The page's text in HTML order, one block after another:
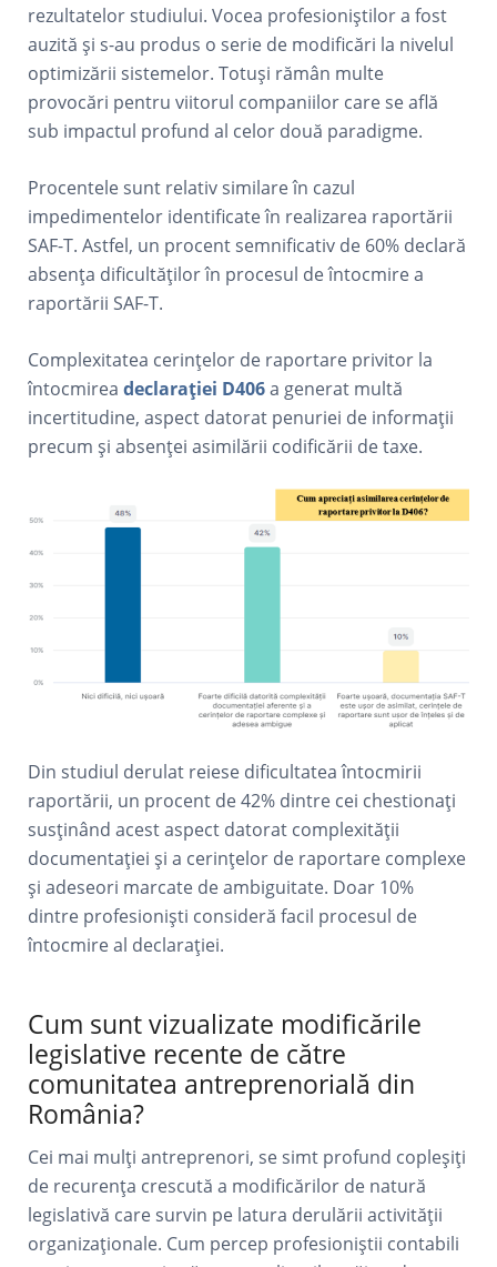
rezultatelor studiului. Vocea profesioniștilor a fost
auzită și s-au produs o serie de modificări la nivelul
optimizării sistemelor. Totuși rămân multe
provocări pentru viitorul companiilor care se află
sub impactul profund al celor două paradigme.
Procentele sunt relativ similare în cazul
impedimentelor identificate în realizarea raportării
SAF-T. Astfel, un procent semnificativ de 60% declară
absența dificultăților în procesul de întocmire a
raportării SAF-T.
Complexitatea cerințelor de raportare privitor la
întocmireadeclarației D406a generat multă
incertitudine, aspect datorat penuriei de informații
precum și absenței asimilării codificării de taxe.
Din studiul derulat reiese dificultatea întocmirii
raportării, un procent de 42% dintre cei chestionați
susținând acest aspect datorat complexității
documentației și a cerințelor de raportare complexe
și adeseori marcate de ambiguitate. Doar 10%
dintre profesioniști consideră facil procesul de
întocmire al declarației.
Cum sunt vizualizate modificările
legislative recente de către
comunitatea antreprenorială din
România?
Cei mai mulți antreprenori, se simt profund copleșiți
de recurența crescută a modificărilor de natură
legislativă care survin pe latura derulării activității
organizaționale. Cum percep profesioniștii contabili